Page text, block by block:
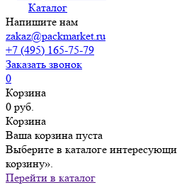
Каталог
Напишите нам
zakaz@packmarket.ru
+7 (495) 165-75-79
Заказать звонок
0
Корзина
0 руб.
Корзина
Ваша корзина пуста
Выберите в каталоге
корзину».
Перейти в каталог